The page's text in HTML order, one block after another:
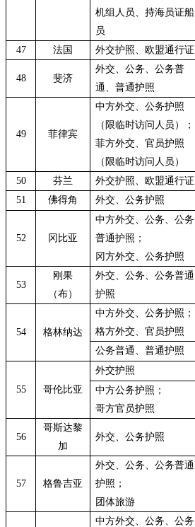
机组人员、持海员证船
员
47 法国 外交护照、欧盟通行证
48 斐济
外交、公务、公务普
通、普通护照
49 菲律宾
中方外交、公务护照
（限临时访问人员）；
菲方外交、官员护照
（限临时访问人员）
50
芬兰 外交护照、欧盟通行证
51
佛得角 外交、公务护照
52 冈比亚
中方外交、公务、公务
普通护照；
冈方外交、公务护照
53
刚果
（布）
外交、公务、公务普通
护照
54 格林纳达
中方外交、公务护照；
格方外交、官员护照
公务普通、普通护照
55 哥伦比亚
外交护照
中方公务护照；
哥方官员护照
56
哥斯达黎
加
外交、公务护照
57 格鲁吉亚
外交、公务、公务普通
护照；
团体旅游
中方外交、公务、公务